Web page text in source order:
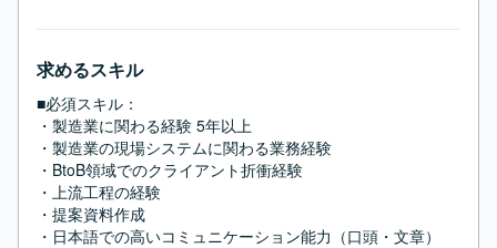
求めるスキル
■必須スキル：
・製造業に関わる経験 5年以上
・製造業の現場システムに関わる業務経験
・BtoB領域でのクライアント折衝経験
・上流工程の経験
・提案資料作成
・日本語での高いコミュニケーション能力（口頭・文章）